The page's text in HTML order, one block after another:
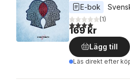
E-bok
4,0utav 5 stjärnor.
(1)
169 kr
Lägg till
Läs direkt efter